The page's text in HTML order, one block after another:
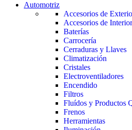
Automotriz
Accesorios de
Accesorios de Interior
Baterías
Carrocería
Cerraduras y Llaves
Climatización
Cristales
Electroventiladores
Encendido
Filtros
Fluídos y Productos
Frenos
Herramientas